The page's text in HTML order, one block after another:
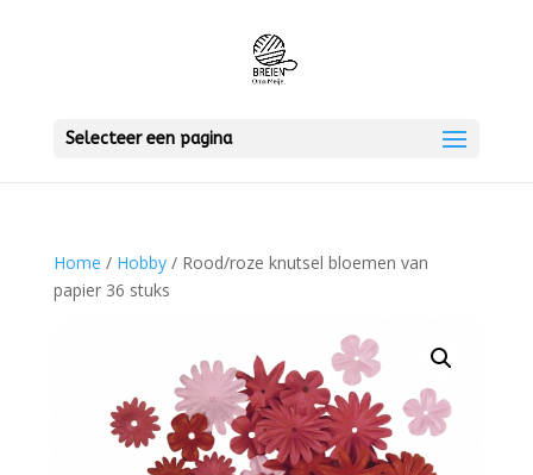
Selecteer een pagina
Home / Hobby/ Rood/roze knutsel bloemen van
papier 36 stuks